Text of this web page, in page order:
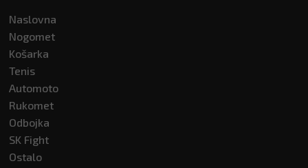
Naslovna
Nogomet
Košarka
Tenis
Automoto
Rukomet
Odbojka
SK Fight
Ostalo